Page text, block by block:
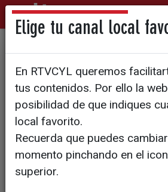
Cruz Roja premia la
colaboración de
segovianas
Elige tu canal local
En RTVCYL queremos
tus contenidos. Por ello la
posibilidad de que indiques
local favorito.
Recuerda que puedes
momento pinchando en el
superior.